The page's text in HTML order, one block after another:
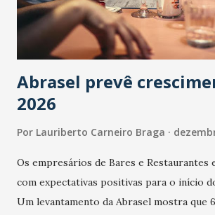
Abrasel prevê
2026
Por Lauriberto Carneiro Braga
Os empresários de Bares e Restaurantes
com expectativas positivas para o início
Um levantamento da Abrasel mostra que